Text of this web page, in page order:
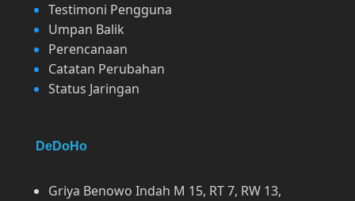
Testimoni Pengguna
Umpan Balik
Perencanaan
Catatan Perubahan
Status Jaringan
DeDoHo
Griya Benowo Indah M 15, RT 7, RW 13,